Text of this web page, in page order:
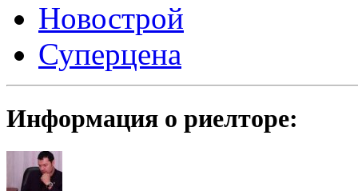
Новострой
Суперцена
Информация о риелторе: